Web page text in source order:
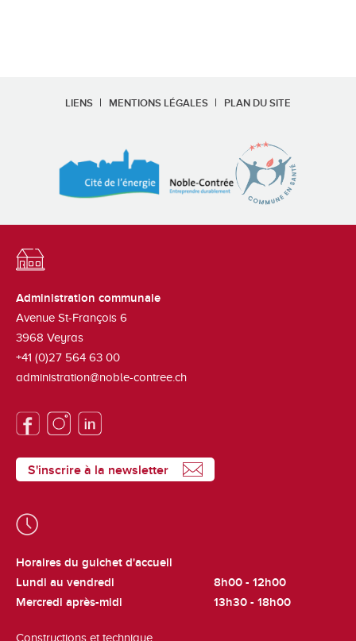
LIENS MENTIONS LÉGALES PLAN DU SITE
Administration communale
Avenue St-François 6
3968 Veyras
+41 (0)27 564 63 00
administration@noble-contree.ch
S'inscrire à la newsletter
Horaires du guichet d'accueil
Lundi au vendredi
8h00 - 12h00
Mercredi après-midi
13h30 - 18h00
Constructions et technique